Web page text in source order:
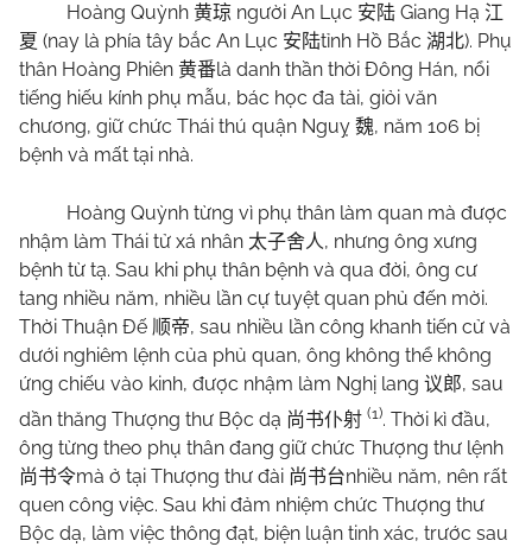
Hoàng Quỳnh 黄琼 người An Lục 安陆 Giang Hạ 江
夏 (nay là phía tây bắc An Lục 安陆tỉnh Hồ Bắc 湖北). Phụ
thân Hoàng Phiên 黄番là danh thần thời Đông Hán, nổi
tiếng hiếu kính phụ mẫu, bác học đa tài, giỏi văn
chương, giữ chức Thái thú quận Nguỵ 魏, năm 106 bị
bệnh và mất tại nhà.
Hoàng Quỳnh từng vì phụ thân làm quan mà được
nhậm làm Thái tử xá nhân 太子舍人, nhưng ông xưng
bệnh từ tạ. Sau khi phụ thân bệnh và qua đời, ông cư
tang nhiều năm, nhiều lần cự tuyệt quan phủ đến mời.
Thời Thuận Đế 顺帝, sau nhiều lần công khanh tiến cử và
dưới nghiêm lệnh của phủ quan, ông không thể không
ứng chiếu vào kinh, được nhậm làm Nghị lang 议郎, sau
dần thăng Thượng thư Bộc dạ 尚书仆射 (1). Thời kì đầu,
ông từng theo phụ thân đang giữ chức Thượng thư lệnh
尚书令mà ở tại Thượng thư đài 尚书台nhiều năm, nên rất
quen công việc. Sau khi đảm nhiệm chức Thượng thư
Bộc dạ, làm việc thông đạt, biện luận tinh xác, trước sau